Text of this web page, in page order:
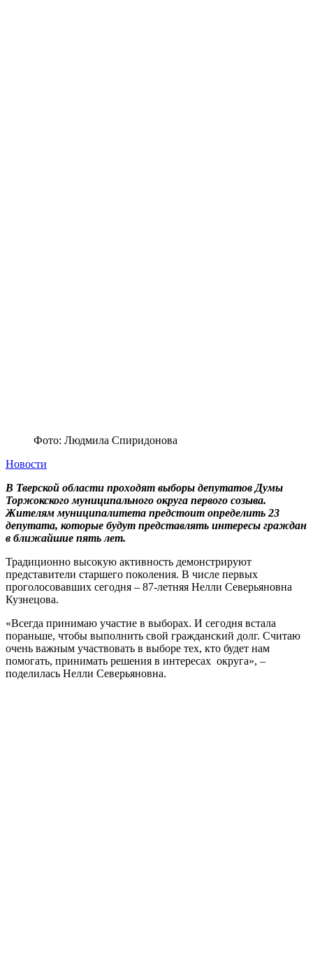
Фото: Людмила Спиридонова
Новости
В Тверской области проходят выборы депутатов Думы
Торжокского муниципального округа первого созыва.
Жителям муниципалитета предстоит определить 23
депутата, которые будут представлять интересы граждан
в ближайшие пять лет.
Традиционно высокую активность демонстрируют
представители старшего поколения. В числе первых
проголосовавших сегодня – 87-летняя Нелли Северьяновна
Кузнецова.
«Всегда принимаю участие в выборах. И сегодня встала
пораньше, чтобы выполнить свой гражданский долг. Считаю
очень важным участвовать в выборе тех, кто будет нам
помогать, принимать решения в интересах округа», –
поделилась Нелли Северьяновна.